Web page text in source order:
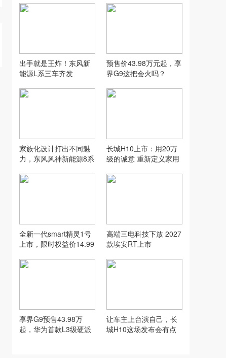
驾
出手就是王炸！东风新
能源L系三车齐发
预售价43.98万元起，享
界G9这把会火吗？
家族化设计打出不同魅
力，东风风神新能源8系
长城H10上市：用20万
级的诚意 重新定义家用
全新一代smart精灵1号
上市，限时权益价14.99
高端三电科技下放 2027
款埃安RT上市
享界G9预售43.98万
起，华为首款L3级硬派
让车主上台演自己，长
城H10这场发布会有点